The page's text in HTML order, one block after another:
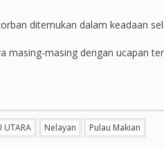
ditemukan dalam keadaan
masing-masing dengan ucapan
UTARA Nelayan Pulau Makian